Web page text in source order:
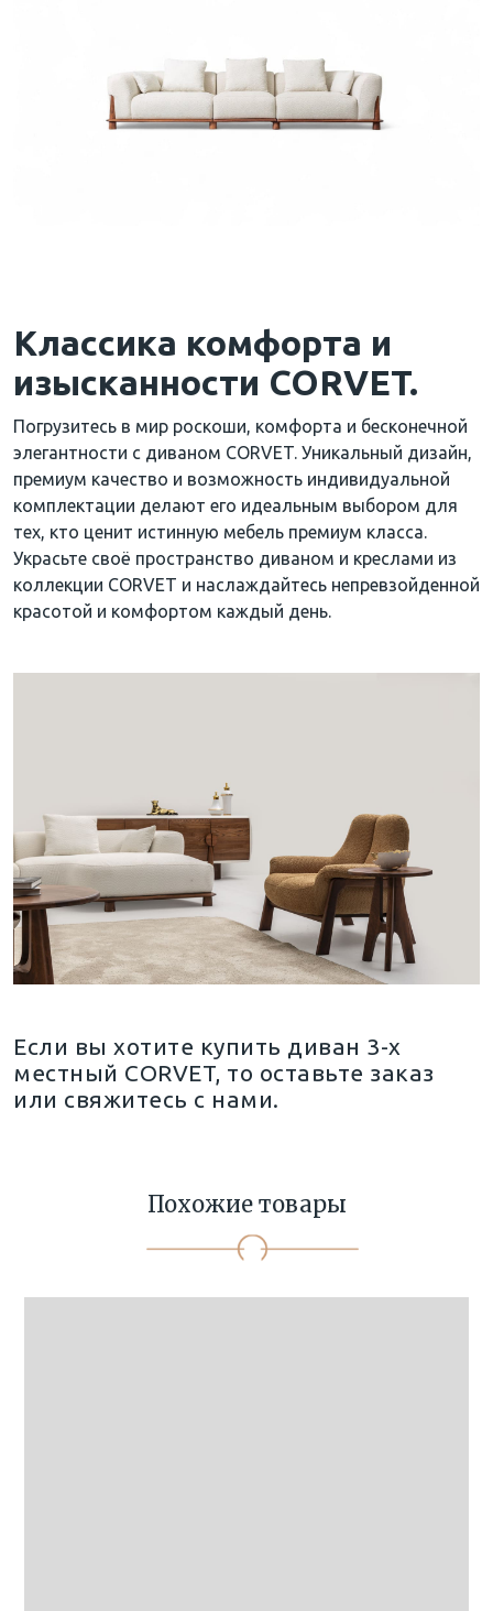
Классика комфорта и
изысканности CORVET.
Погрузитесь в мир роскоши, комфорта и бесконечной
элегантности с диваном CORVET. Уникальный дизайн,
премиум качество и возможность индивидуальной
комплектации делают его идеальным выбором для
тех, кто ценит истинную мебель премиум класса.
Украсьте своё пространство диваном и креслами из
коллекции CORVET и наслаждайтесь непревзойденной
красотой и комфортом каждый день.
Если вы хотите купить диван 3-х
местный CORVET, то оставьте заказ
или свяжитесь с нами.
Похожие товары